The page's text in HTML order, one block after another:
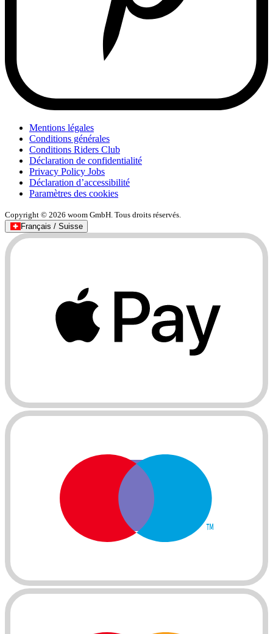
Mentions légales
Conditions générales
Conditions Riders Club
Déclaration de confidentialité
Privacy Policy Jobs
Déclaration d’accessibilité
Paramètres des cookies
Copyright © 2026 woom GmbH. Tous droits réservés.
Français / Suisse